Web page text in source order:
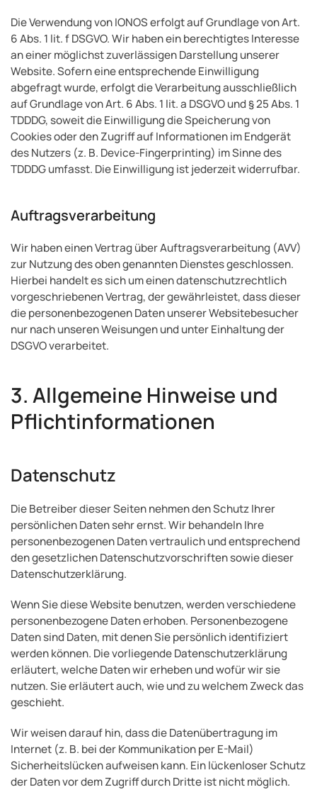
Die Verwendung von IONOS erfolgt auf Grundlage von Art.
6 Abs. 1 lit. f DSGVO. Wir haben ein berechtigtes Interesse
an einer möglichst zuverlässigen Darstellung unserer
Website. Sofern eine entsprechende Einwilligung
abgefragt wurde, erfolgt die Verarbeitung ausschließlich
auf Grundlage von Art. 6 Abs. 1 lit. a DSGVO und § 25 Abs. 1
TDDDG, soweit die Einwilligung die Speicherung von
Cookies oder den Zugriff auf Informationen im Endgerät
des Nutzers (z. B. Device-Fingerprinting) im Sinne des
TDDDG umfasst. Die Einwilligung ist jederzeit widerrufbar.
Auftragsverarbeitung
Wir haben einen Vertrag über Auftragsverarbeitung (AVV)
zur Nutzung des oben genannten Dienstes geschlossen.
Hierbei handelt es sich um einen datenschutzrechtlich
vorgeschriebenen Vertrag, der gewährleistet, dass dieser
die personenbezogenen Daten unserer Websitebesucher
nur nach unseren Weisungen und unter Einhaltung der
DSGVO verarbeitet.
3. Allgemeine Hinweise und
Pflicht­informationen
Datenschutz
Die Betreiber dieser Seiten nehmen den Schutz Ihrer
persönlichen Daten sehr ernst. Wir behandeln Ihre
personenbezogenen Daten vertraulich und entsprechend
den gesetzlichen Datenschutzvorschriften sowie dieser
Datenschutzerklärung.
Wenn Sie diese Website benutzen, werden verschiedene
personenbezogene Daten erhoben. Personenbezogene
Daten sind Daten, mit denen Sie persönlich identifiziert
werden können. Die vorliegende Datenschutzerklärung
erläutert, welche Daten wir erheben und wofür wir sie
nutzen. Sie erläutert auch, wie und zu welchem Zweck das
geschieht.
Wir weisen darauf hin, dass die Datenübertragung im
Internet (z. B. bei der Kommunikation per E-Mail)
Sicherheitslücken aufweisen kann. Ein lückenloser Schutz
der Daten vor dem Zugriff durch Dritte ist nicht möglich.